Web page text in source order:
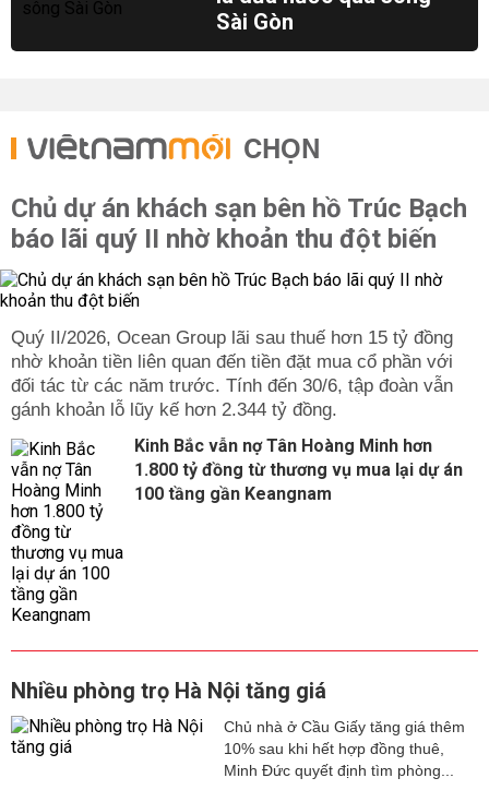
Sài Gòn
CHỌN
Chủ dự án khách sạn bên hồ Trúc Bạch
báo lãi quý II nhờ khoản thu đột biến
Quý II/2026, Ocean Group lãi sau thuế hơn 15 tỷ đồng
nhờ khoản tiền liên quan đến tiền đặt mua cổ phần với
đối tác từ các năm trước. Tính đến 30/6, tập đoàn vẫn
gánh khoản lỗ lũy kế hơn 2.344 tỷ đồng.
Kinh Bắc vẫn nợ Tân Hoàng Minh hơn
1.800 tỷ đồng từ thương vụ mua lại dự án
100 tầng gần Keangnam
Nhiều phòng trọ Hà Nội tăng giá
Chủ nhà ở Cầu Giấy tăng giá thêm
10% sau khi hết hợp đồng thuê,
Minh Đức quyết định tìm phòng...